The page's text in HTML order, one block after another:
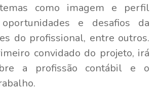
como imagem e perfil
e desafios da
do profissional, entre outros.
convidado do projeto, irá
a profissão contábil e o